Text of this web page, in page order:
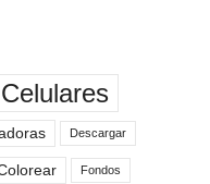
Celulares
Descargar
Fondos